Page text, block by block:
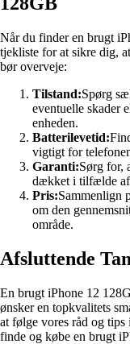
Når du finder en brugt
tjekliste for at sikre dig,
bør overveje:
Tilstand:Spørg
eventuelle skader
enheden.
Batterilevetid:
vigtigt for
Garanti:Sørg for,
dækket i tilfælde af
Pris:Sammenlign
om den
område.
Afsluttende
En brugt iPhone 12
ønsker en topkvalitets
at følge vores råd og
finde og købe en brugt